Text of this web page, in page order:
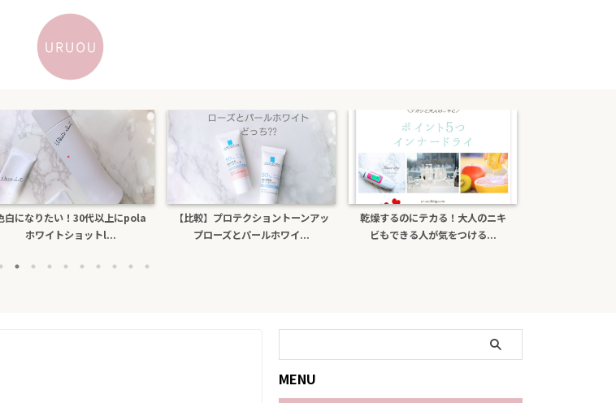
白になりたい！30代以上にpola
ホワイトショットl...
【比較】プロテクショントーンアッ
プローズとパールホワイ...
乾燥するのにテカる！大人のニキ
ビもできる人が気をつける...
MENU